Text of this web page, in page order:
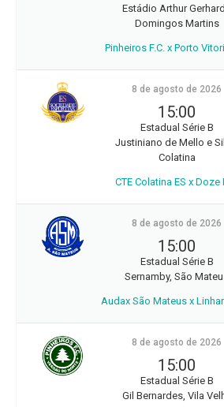
Estádio Arthur
Domingos Martins
Pinheiros F.C. x Porto
8 de agosto de 2026
15:00
Estadual Série B
Justiniano de Mello e
Colatina
CTE Colatina ES x Doze
8 de agosto de 2026
15:00
Estadual Série B
Sernamby, São
Audax São Mateus x
8 de agosto de 2026
15:00
Estadual Série B
Gil Bernardes, Vila